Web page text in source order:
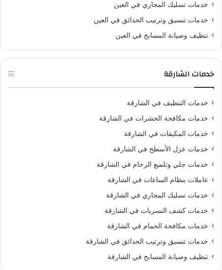
خدمات تسليك المجاري في العين
خدمات تنسيق وترتيب الحدائق في العين
تنظيف وصيانة المسابح في العين
خدمات الشارقة
خدمات التنظيف في الشارقة
خدمات مكافحة الحشرات في الشارقة
خدمات المكيفات في الشارقة
خدمات عزل الأسطح في الشارقة
خدمات جلي وتلميع الرخام في الشارقة
عاملات بنظام الساعات في الشارقة
خدمات تسليك المجاري في الشارقة
خدمات كشف التسربات في الشارقة
خدمات مكافحة الحمام في الشارقة
خدمات تنسيق وترتيب الحدائق في الشارقة
تنظيف وصيانة المسابح في الشارقة